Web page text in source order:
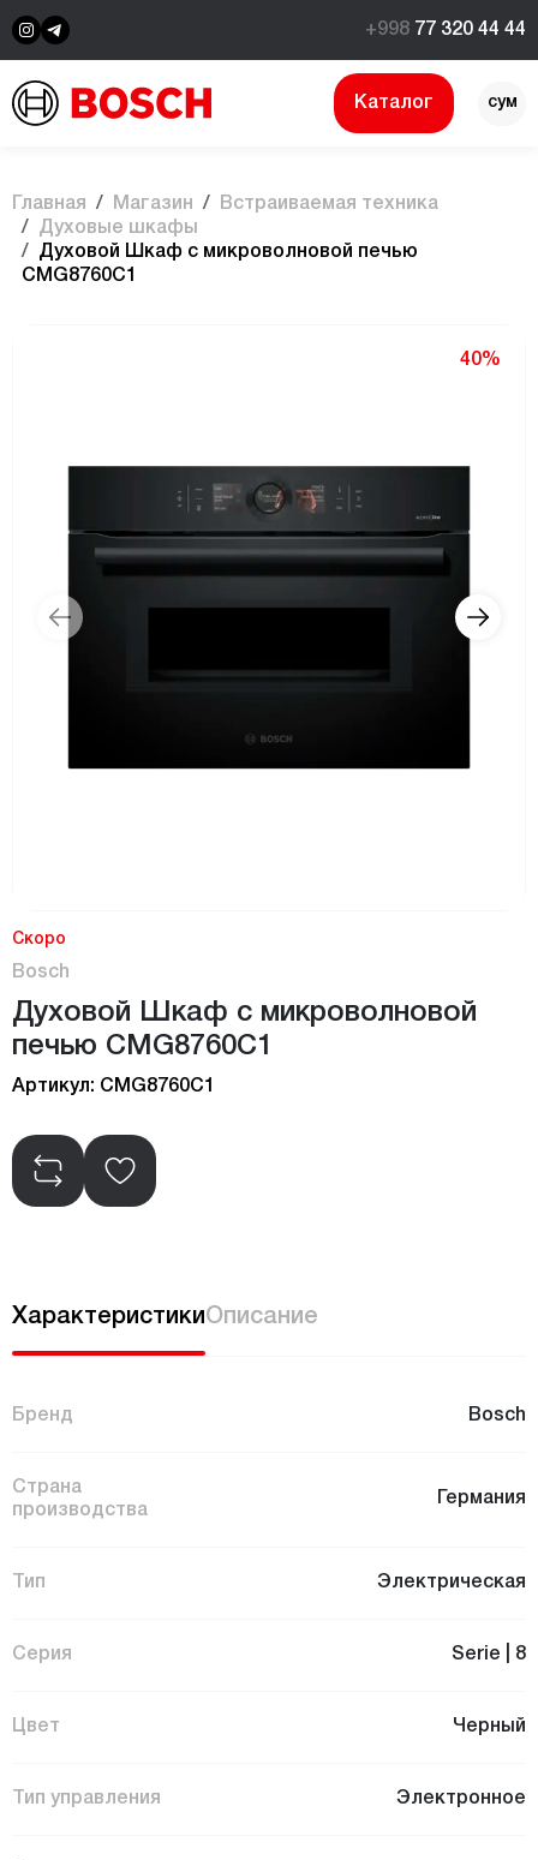
+998 77 320 44 44
Каталог сум
Главная Магазин
Встраиваемая техника
Духовые шкафы
Духовой Шкаф с микроволновой печью
CMG8760C1
40%
Скоро
Bosch
Духовой Шкаф с микроволновой
печью CMG8760C1
Артикул: CMG8760C1
ХарактеристикиОписание
Бренд Bosch
Страна
производства
Германия
Тип Электрическая
Серия Serie | 8
Цвет Черный
Тип управления Электронное